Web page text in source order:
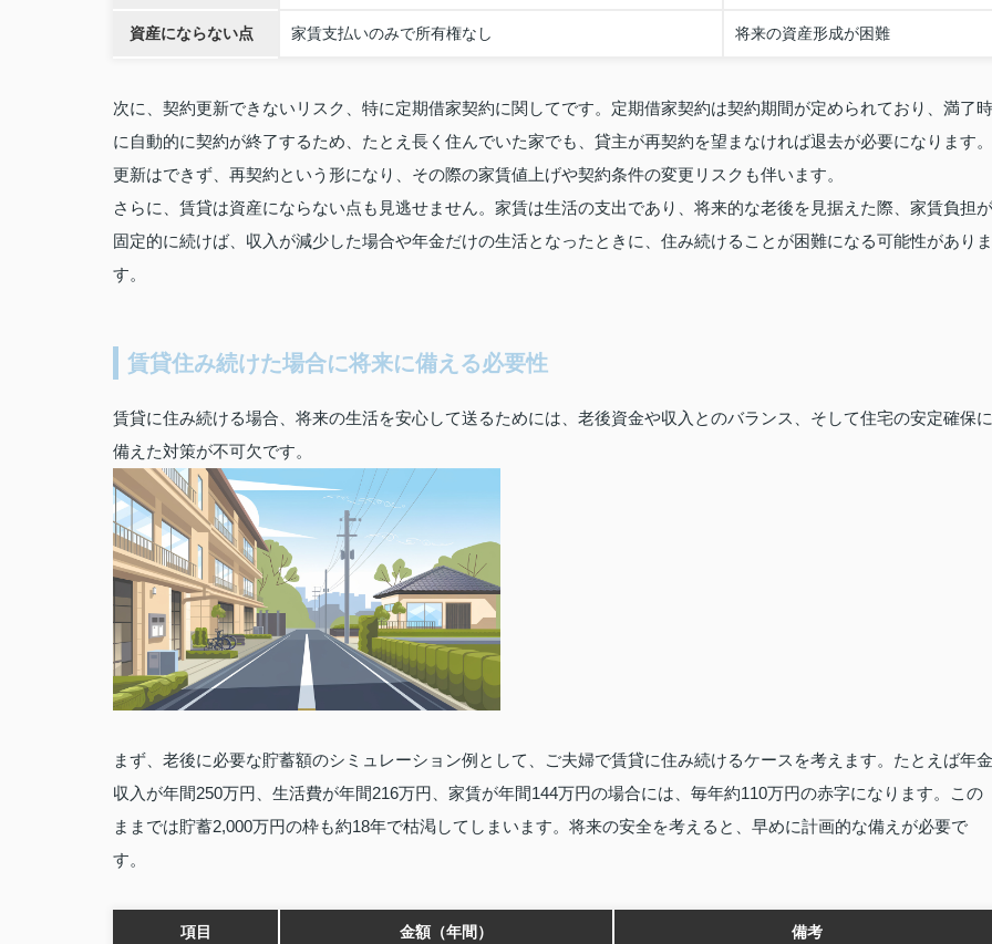
資産にならない点 家賃支払いのみで所有権なし 将来の資産形成が困難
次に、契約更新できないリスク、特に定期借家契約に関してです。定期借家契約は契約期間が定められており、満了時
に自動的に契約が終了するため、たとえ長く住んでいた家でも、貸主が再契約を望まなければ退去が必要になります。
更新はできず、再契約という形になり、その際の家賃値上げや契約条件の変更リスクも伴います。
さらに、賃貸は資産にならない点も見逃せません。家賃は生活の支出であり、将来的な老後を見据えた際、家賃負担が
固定的に続けば、収入が減少した場合や年金だけの生活となったときに、住み続けることが困難になる可能性がありま
す。
賃貸住み続けた場合に将来に備える必要性
賃貸に住み続ける場合、将来の生活を安心して送るためには、老後資金や収入とのバランス、そして住宅の安定確保に
備えた対策が不可欠です。
まず、老後に必要な貯蓄額のシミュレーション例として、ご夫婦で賃貸に住み続けるケースを考えます。たとえば年金
収入が年間250万円、生活費が年間216万円、家賃が年間144万円の場合には、毎年約110万円の赤字になります。この
ままでは貯蓄2,000万円の枠も約18年で枯渇してしまいます。将来の安全を考えると、早めに計画的な備えが必要で
す。
項目 金額（年間） 備考